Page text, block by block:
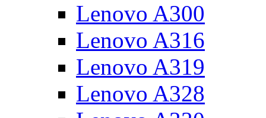
Lenovo A300
Lenovo A316
Lenovo A319
Lenovo A328